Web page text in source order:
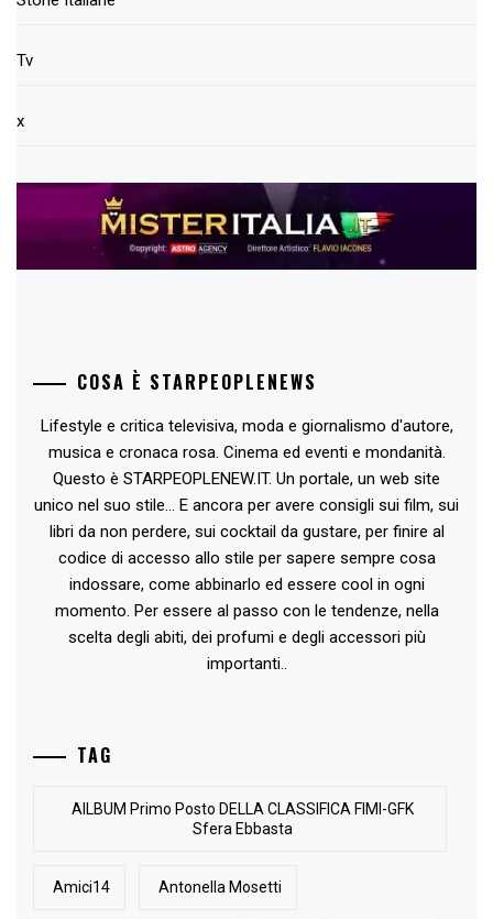
Tv
x
COSA È STARPEOPLENEWS
Lifestyle e critica televisiva, moda e giornalismo d'autore,
musica e cronaca rosa. Cinema ed eventi e mondanità.
Questo è STARPEOPLENEW.IT. Un portale, un web site
unico nel suo stile... E ancora per avere consigli sui film, sui
libri da non perdere, sui cocktail da gustare, per finire al
codice di accesso allo stile per sapere sempre cosa
indossare, come abbinarlo ed essere cool in ogni
momento. Per essere al passo con le tendenze, nella
scelta degli abiti, dei profumi e degli accessori più
importanti..
TAG
AlLBUM Primo Posto DELLA CLASSIFICA FIMI-GFK
Sfera Ebbasta
Amici14 Antonella Mosetti